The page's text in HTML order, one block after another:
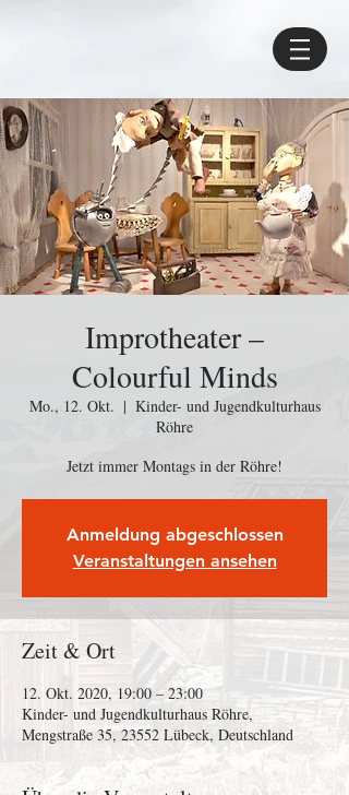
Improtheater –
Colourful Minds
Mo., 12. Okt.
  |
Kinder- und Jugendkulturhaus
Röhre
Jetzt immer Montags in der Röhre!
Anmeldung abgeschlossen
Veranstaltungen ansehen
Zeit & Ort
12. Okt. 2020, 19:00 – 23:00
Kinder- und Jugendkulturhaus Röhre,
Mengstraße 35, 23552 Lübeck, Deutschland